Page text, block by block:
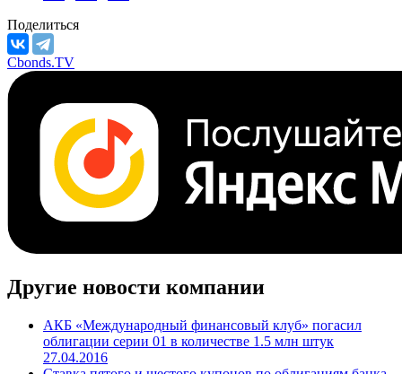
***/***
М/S&P/F
***/
Поделиться
Cbonds.TV
Другие новости компании